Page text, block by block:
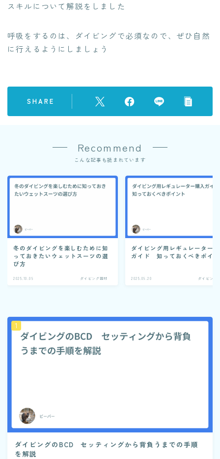
スキルについて解説をしました
呼吸をするのは、ダイビングで必須なので、ぜひ自然
に行えるようにしましょう
SHARE
Recommend
こんな記事も読まれています
冬のダイビングを楽しむために知
っておきたいウェットスーツの選
び方
2025.10.09 ダイビング器材
ダイビング用レギュレーター
ガイド 知っておくべきポイ
2025.09.20 ダイビング
ダイビングのBCD セッティングから背負うまでの手順
を解説